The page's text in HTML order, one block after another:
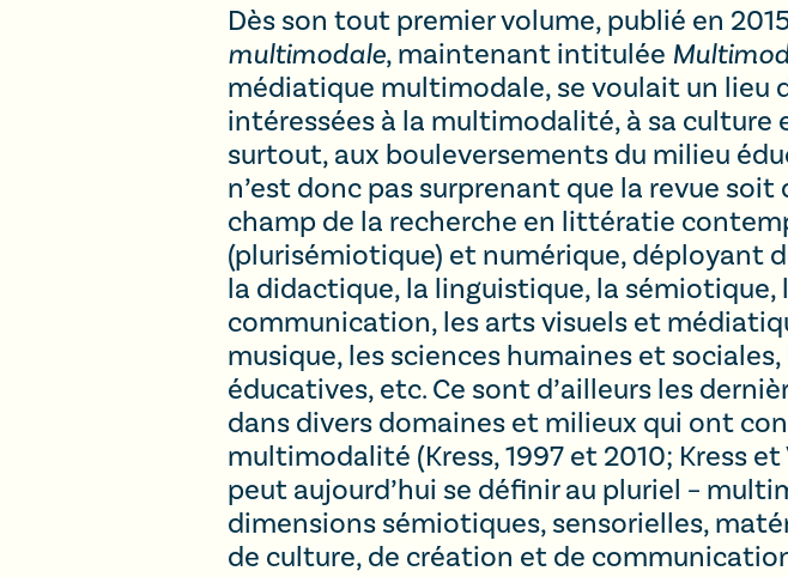
Dès son tout premier volume, publié en
multimodale, maintenant intitulée
médiatique multimodale, se voulait un lieu
intéressées à la multimodalité, à sa
surtout, aux bouleversements du milieu
n’est donc pas surprenant que la revue
champ de la recherche en littératie
(plurisémiotique) et numérique, déployant
la didactique, la linguistique, la sémiotique,
communication, les arts visuels et
musique, les sciences humaines et
éducatives, etc. Ce sont d’ailleurs les
dans divers domaines et milieux qui ont
multimodalité (Kress, 1997 et 2010; Kress
peut aujourd’hui se définir au pluriel –
dimensions sémiotiques, sensorielles,
de culture, de création et de